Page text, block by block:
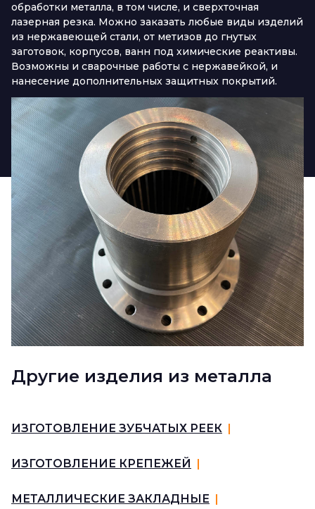
обработки металла, в том числе, и сверхточная
лазерная резка. Можно заказать любые виды изделий
из нержавеющей стали, от метизов до гнутых
заготовок, корпусов, ванн под химические реактивы.
Возможны и сварочные работы с нержавейкой, и
нанесение дополнительных защитных покрытий.
Другие изделия из металла
ИЗГОТОВЛЕНИЕ ЗУБЧАТЫХ РЕЕК
ИЗГОТОВЛЕНИЕ КРЕПЕЖЕЙ
МЕТАЛЛИЧЕСКИЕ ЗАКЛАДНЫЕ